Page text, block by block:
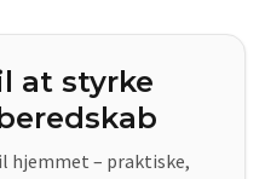
at styrke
hjemmet – praktiske,